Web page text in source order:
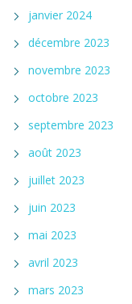
janvier 2024
décembre 2023
novembre 2023
octobre 2023
septembre 2023
août 2023
juillet 2023
juin 2023
mai 2023
avril 2023
mars 2023